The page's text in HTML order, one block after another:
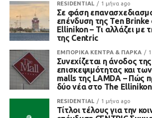
RESIDENTIAL 1 μήνα ago
Σε φάση
επένδυση της Ten Brinke
Ellinikon – Τι αλλάζει με
της Centric
ΕΜΠΟΡΙΚΑ ΚΕΝΤΡΑ & ΠΑΡΚΑ
Συνεχίζεται η άνοδος της
επισκεψιμότητας και
malls της LAMDA – Πώς
δύο νέα στο The Ellinikon
RESIDENTIAL 1 μήνα ago
Τίτλοι τέλους για την